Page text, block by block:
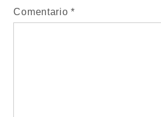
Comentario*